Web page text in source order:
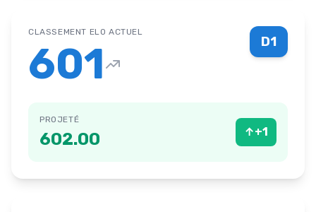
D1
CLASSEMENT ELO ACTUEL
601
PROJETÉ
602.00 ↑+1